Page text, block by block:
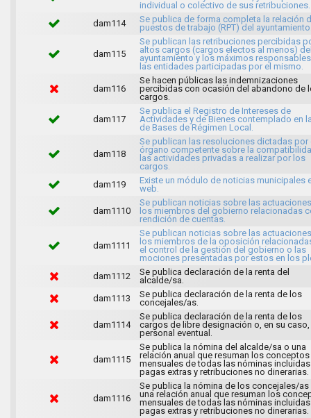
individual o colectivo de sus retribuciones.
dam114
Se publica de forma completa la relación
puestos de trabajo (RPT) del
dam115
Se publican las retribuciones percibidas
altos cargos (cargos electos al menos)
ayuntamiento y los máximos
las entidades participadas por el mismo.
dam116
Se hacen públicas las indemnizaciones
percibidas con ocasión del abandono de
cargos.
dam117
Se publica el Registro de Intereses de
Actividades y de Bienes contemplado en
de Bases de Régimen Local.
dam118
Se publican las resoluciones dictadas por
órgano competente sobre la
las actividades privadas a realizar por los
cargos.
dam119
Existe un módulo de noticias municipales
web.
dam1110
Se publican noticias sobre las
los miembros del gobierno relacionadas
rendición de cuentas.
dam1111
Se publican noticias sobre las
los miembros de la oposición
el control de la gestión del gobierno o las
mociones presentadas por estos en los
dam1112
Se publica declaración de la renta del
alcalde/sa.
dam1113
Se publica declaración de la renta de los
concejales/as.
dam1114
Se publica declaración de la renta de los
cargos de libre designación o, en su
personal eventual.
dam1115
Se publica la nómina del alcalde/sa o una
relación anual que resuman los conceptos
mensuales de todas las nóminas incluidas
pagas extras y retribuciones no dinerarias.
dam1116
Se publica la nómina de los concejales/as
una relación anual que resuman los
mensuales de todas las nóminas incluidas
pagas extras y retribuciones no dinerarias.